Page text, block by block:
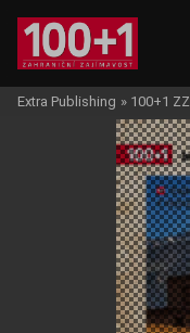
Extra Publishing » 100+1 ZZ